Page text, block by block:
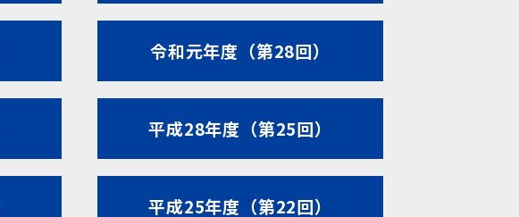
令和元年度（第28回）
平成28年度（第25回）
平成25年度（第22回）